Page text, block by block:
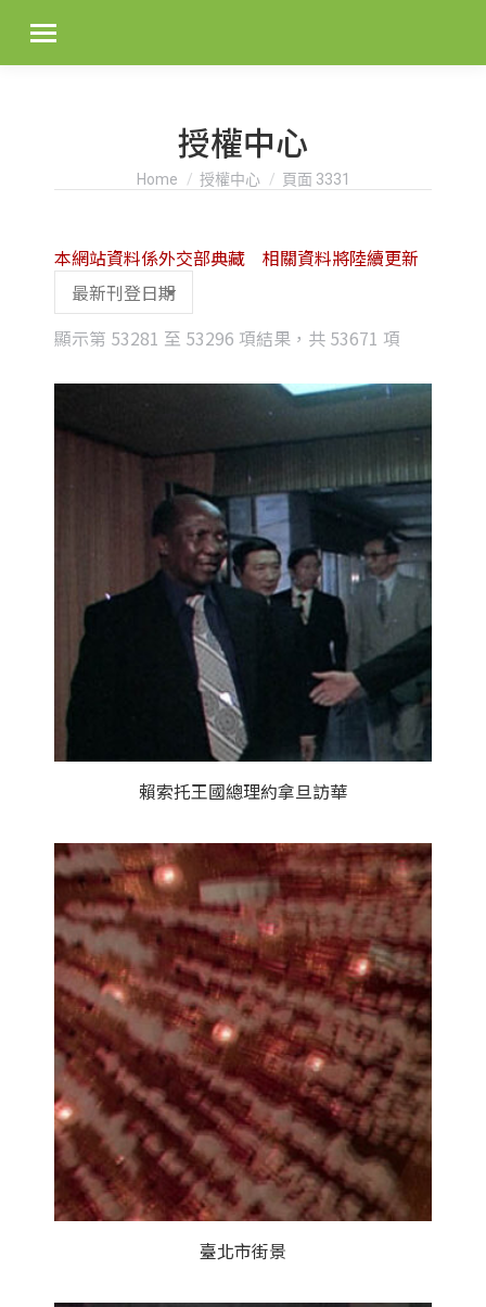
授權中心
You are here:
Home 授權中心 頁面 3331
顯示第 53281 至 53296 項結果，共 53671 項
latest
本網站資料係外交部典藏 相關資料將陸續更新
賴索托王國總理約拿旦訪華
臺北市街景